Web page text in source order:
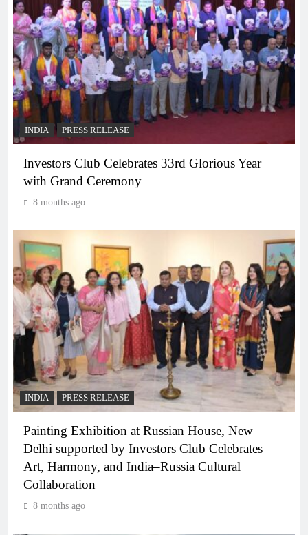
INDIA PRESS RELEASE
Investors Club Celebrates 33rd Glorious Year
with Grand Ceremony
8 months ago
INDIA PRESS RELEASE
Painting Exhibition at Russian House, New
Delhi supported by Investors Club Celebrates
Art, Harmony, and India–Russia Cultural
Collaboration
8 months ago